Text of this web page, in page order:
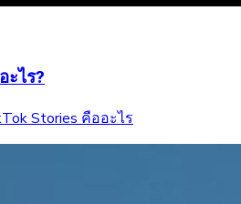
ไร?
Stories คืออะไร